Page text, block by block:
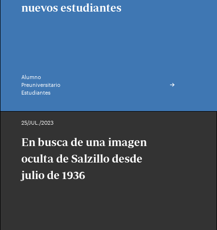
nuevos estudiantes
Alumno
Preuniversitario
Estudiantes
25/JUL./2023
En busca de una imagen
oculta de Salzillo desde
julio de 1936